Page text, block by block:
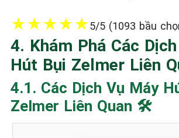
★★★★★5/5 (1093 bầu
4. Khám Phá Các
Hút Bụi Zelmer Liên
4.1. Các Dịch Vụ Máy
Zelmer Liên Quan 🛠️